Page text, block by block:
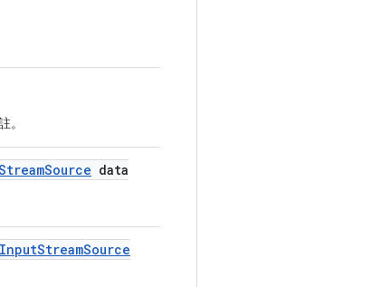
。
Source data
InputStreamSource